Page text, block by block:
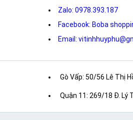
Zalo: 0978.393.187
Facebook: Boba
Email:
Gò Vấp: 50/56 Lê Thị
Quận 11: 269/18 Đ. Lý